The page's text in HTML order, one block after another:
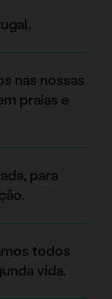
nas nossas
praias e
para
todos
vida.